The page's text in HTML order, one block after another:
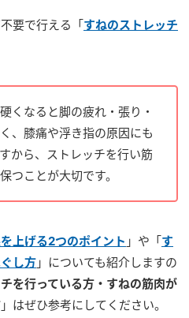
要で行える「すねのストレッチ
くなると脚の疲れ・張り・
、膝痛や浮き指の原因にも
から、ストレッチを行い筋
つことが大切です。
上げる2つのポイント 」や「す
し方 」についても紹介しますの
を行っている方・すねの筋肉が
」はぜひ参考にしてください。